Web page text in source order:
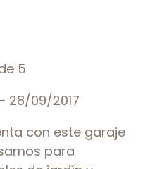
5
28/09/2017
con este garaje
para